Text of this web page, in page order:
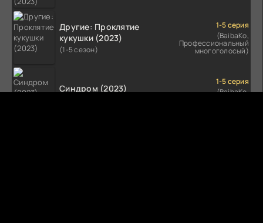
Другие: Проклятие
кукушки (2023)
(1-5 сезон)
1-5 серия
(BaibaKo,
Профессиональный
многоголосый)
Синдром (2023)
1-5 серия
(BaibaKo,